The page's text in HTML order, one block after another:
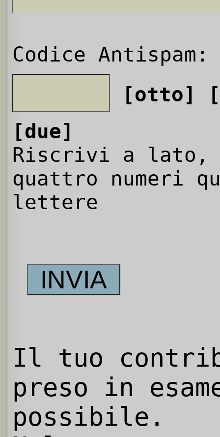
Codice Antispam:
[otto]
[due]
Riscrivi a
quattro numeri
lettere
Il tuo
preso in
possibile.